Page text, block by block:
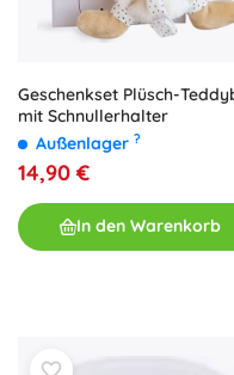
Geschenkset Plüsch-
mit Schnullerhalter
Außenlager ?
14,90 €
In den Warenkorb